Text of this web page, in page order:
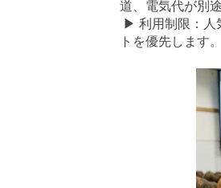
道、電気代が別
▶ 利用制限：人
トを優先します。